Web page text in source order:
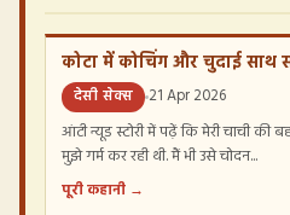
कोटा में कोचिंग और चुदाई साथ
देसी सेक्स 21 Apr 2026
आंटी न्यूड स्टोरी में पढ़ें कि मेरी चाची की
मुझे गर्म कर रही थी. मैं भी उसे चोदन...
पूरी कहानी →